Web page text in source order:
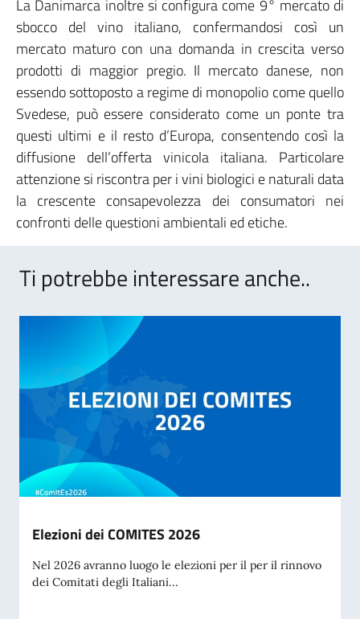
La Danimarca inoltre si configura come 9° mercato di
sbocco del vino italiano, confermandosi così un
mercato maturo con una domanda in crescita verso
prodotti di maggior pregio. Il mercato danese, non
essendo sottoposto a regime di monopolio come quello
Svedese, può essere considerato come un ponte tra
questi ultimi e il resto d’Europa, consentendo così la
diffusione dell’offerta vinicola italiana. Particolare
attenzione si riscontra per i vini biologici e naturali data
la crescente consapevolezza dei consumatori nei
confronti delle questioni ambientali ed etiche.
Ti potrebbe interessare anche..
Elezioni dei COMITES 2026
Nel 2026 avranno luogo le elezioni per il per il rinnovo
dei Comitati degli Italiani...